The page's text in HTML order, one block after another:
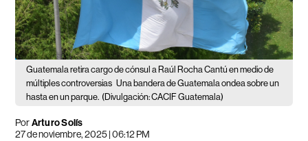
Guatemala retira cargo de cónsul a Raúl Rocha Cantú en medio de
múltiples controversias Una bandera de Guatemala ondea sobre un
hasta en un parque. (Divulgación: CACIF Guatemala)
PorArturo Solís
27 de noviembre, 2025 | 06:12 PM